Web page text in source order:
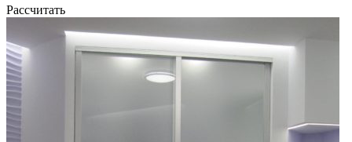
Рассчитать